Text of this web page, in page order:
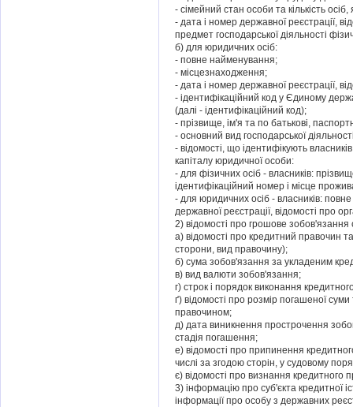
- сімейний стан особи та кількість
- дата і номер державної реєстрації,
предмет господарської діяльності
б) для юридичних осіб:
- повне найменування;
- місцезнаходження;
- дата і номер державної реєстрації,
- ідентифікаційний код у Єдиному
(далі - ідентифікаційний код);
- прізвище, ім'я та по батькові,
- основний вид господарської
- відомості, що ідентифікують
капіталу юридичної особи:
- для фізичних осіб - власників:
ідентифікаційний номер і місце
- для юридичних осіб - власників:
державної реєстрації, відомості про
2) відомості про грошове зобов'язання
а) відомості про кредитний правочин
сторони, вид правочину);
б) сума зобов'язання за укладеним
в) вид валюти зобов'язання;
г) строк і порядок виконання
ґ) відомості про розмір погашеної
правочином;
д) дата виникнення прострочення
стадія погашення;
е) відомості про припинення
числі за згодою сторін, у судовому
є) відомості про визнання кредитного
3) інформацію про суб'єкта кредитної
інформації про особу з державних